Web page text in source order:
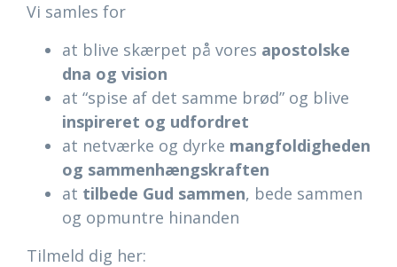
Vi samles for
at blive skærpet på vores apostolske
dna og vision
at “spise af det samme brød” og blive
inspireret og udfordret
at netværke og dyrke mangfoldigheden
og sammenhængskraften
at tilbede Gud sammen, bede sammen
og opmuntre hinanden
Tilmeld dig her: